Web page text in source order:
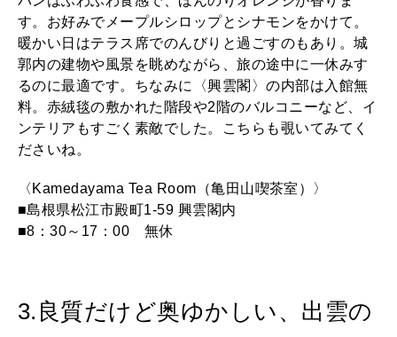
す。お好みでメープルシロップとシナモンをかけて。
暖かい日はテラス席でのんびりと過ごすのもあり。城
郭内の建物や風景を眺めながら、旅の途中に一休みす
るのに最適です。ちなみに〈興雲閣〉の内部は入館無
料。赤絨毯の敷かれた階段や2階のバルコニーなど、イ
ンテリアもすごく素敵でした。こちらも覗いてみてく
ださいね。
〈Kamedayama Tea Room（亀田山喫茶室）〉
■島根県松江市殿町1-59 興雲閣内
■8：30～17：00 無休
3.良質だけど奥ゆかしい、出雲の